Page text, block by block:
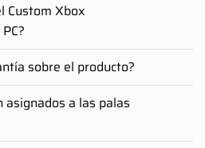
Custom Xbox
sobre el producto?
asignados a las palas